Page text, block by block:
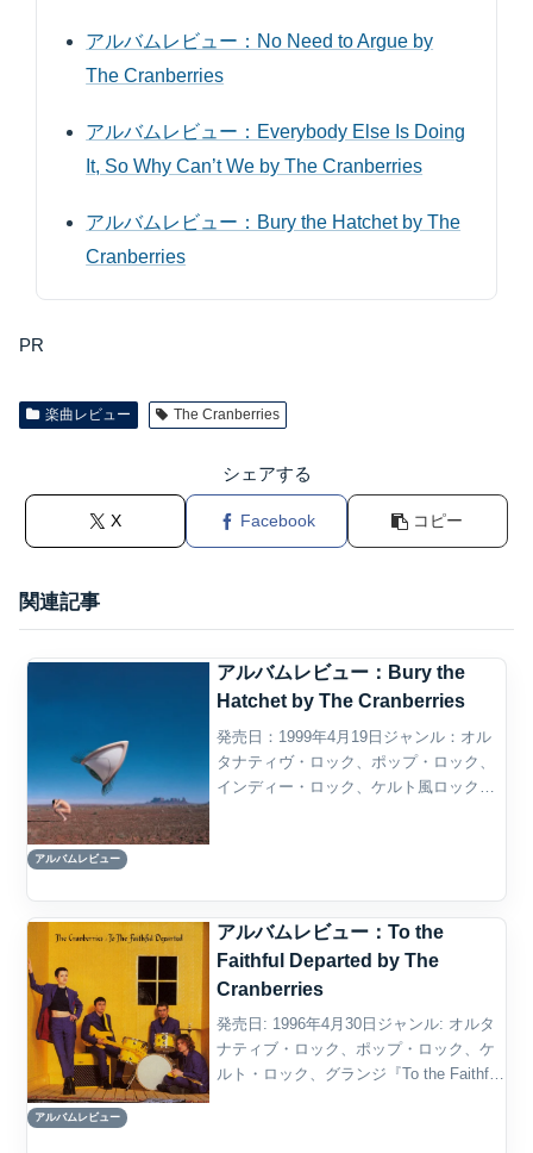
アルバムレビュー：No Need to Argue by
The Cranberries
アルバムレビュー：Everybody Else Is Doing
It, So Why Can’t We by The Cranberries
アルバムレビュー：Bury the Hatchet by The
Cranberries
PR
楽曲レビュー The Cranberries
シェアする
X Facebook コピー
関連記事
アルバムレビュー
アルバムレビュー：Bury the
Hatchet by The Cranberries
発売日：1999年4月19日ジャンル：オル
タナティヴ・ロック、ポップ・ロック、
インディー・ロック、ケルト風ロック、
アルバムレビュー
アルバムレビュー：To the
Faithful Departed by The
Cranberries
発売日: 1996年4月30日ジャンル: オルタ
ナティブ・ロック、ポップ・ロック、ケ
ルト・ロック、グランジ『To the Faithful